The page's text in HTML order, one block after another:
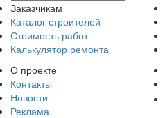
Заказчикам
Каталог строителей
Стоимость работ
Калькулятор ремонта
О проекте
Контакты
Новости
Реклама